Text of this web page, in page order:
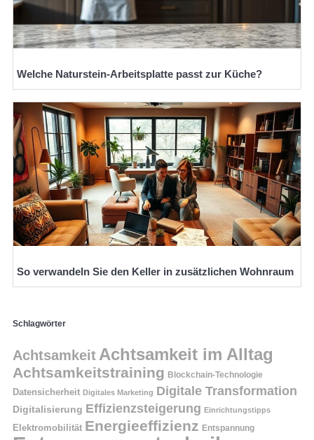
Welche Naturstein-Arbeitsplatte passt zur Küche?
So verwandeln Sie den Keller in zusätzlichen Wohnraum
Schlagwörter
Achtsamkeit Achtsamkeit im Alltag
Achtsamkeitstraining Blockchain-Technologie
Datensicherheit Digitales Marketing Digitale Transformation
Digitalisierung Effizienzsteigerung Einrichtungstipps
Elektromobilität Energieeffizienz Entspannung